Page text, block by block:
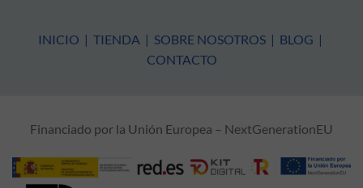
INICIO | TIENDA | SOBRE NOSOTROS | BLOG |
CONTACTO
Financiado por la Unión Europea – NextGenerationEU